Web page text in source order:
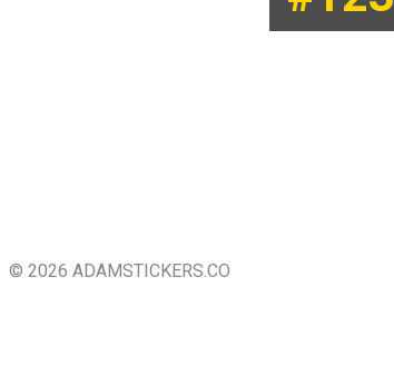
© 2026 ADAMSTICKERS.CO